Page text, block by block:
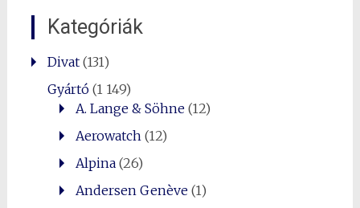
Kategóriák
Divat(131)
Gyártó(1 149)
A. Lange & Söhne(12)
Aerowatch (12)
Alpina(26)
Andersen Genève(1)